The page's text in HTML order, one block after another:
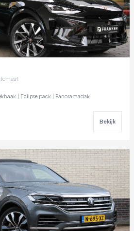
| Eclipse pack | Panoramadak
Bekijk